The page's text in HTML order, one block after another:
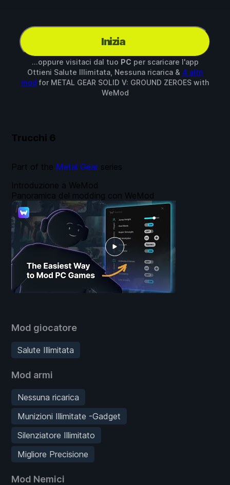
Inizia
...oppure visitaci dal tuo PC per scaricare l'app
Ottieni Salute Illimitata, Nessuna ricarica & 4 altri
mod for METAL GEAR SOLID V: GROUND ZEROES with
WeMod
Trucchi 6
Mod giocatore
Salute Illimitata
Mod armi
Nessuna ricarica
Munizioni Illimitate -Gadget
Silenziatore Illimitato
Migliore Precisione
Mod Nemici
Introduzione a WeMod
Panoramica del modding con WeMod
Part of the Metal Gear series